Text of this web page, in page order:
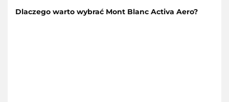
Dlaczego warto wybrać Mont Blanc Activa Aero?